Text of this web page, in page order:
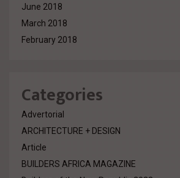
June 2018
March 2018
February 2018
Categories
Advertorial
ARCHITECTURE + DESIGN
Article
BUILDERS AFRICA MAGAZINE